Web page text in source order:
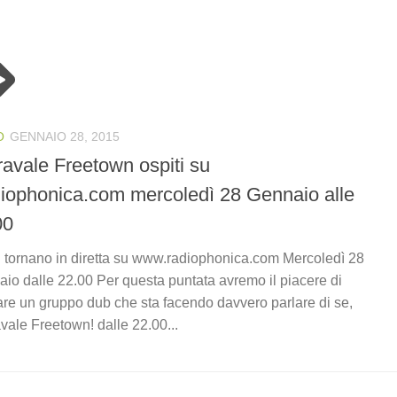
GENNAIO 28, 2015
Freetown ospiti su
mercoledì 28 Gennaio alle
tornano in diretta su www.radiophonica.com Mercoledì 28
dalle 22.00 Per questa puntata avremo il piacere di
un gruppo dub che sta facendo davvero parlare di se,
Freetown! dalle 22.00...